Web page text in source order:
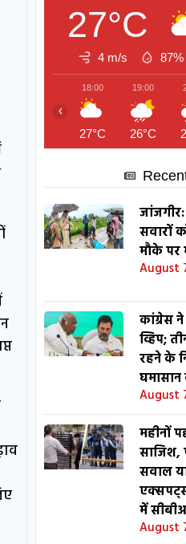
27°C
4 m/s 87%
18:00
27°C
19:00
26°C
‹
सवारों
मौके पर
August
कांग्रेस
व्हिप;
रहने के
August
महीनों
सवाल
में
August